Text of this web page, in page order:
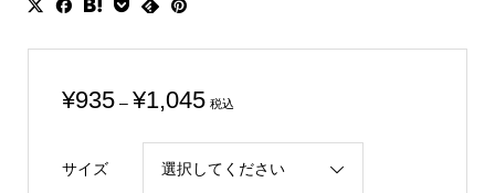
¥935 – ¥1,045価
¥935
税込
サイズ